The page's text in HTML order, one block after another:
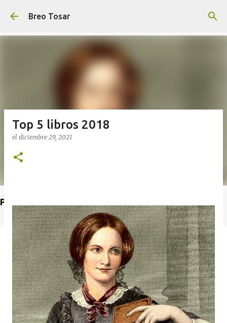
Breo Tosar
Poet's Abbey (Blog de lecturas)
Top 5 libros 2018
el diciembre 29, 2021